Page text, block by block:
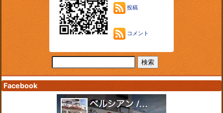
投稿
コメント
Facebook